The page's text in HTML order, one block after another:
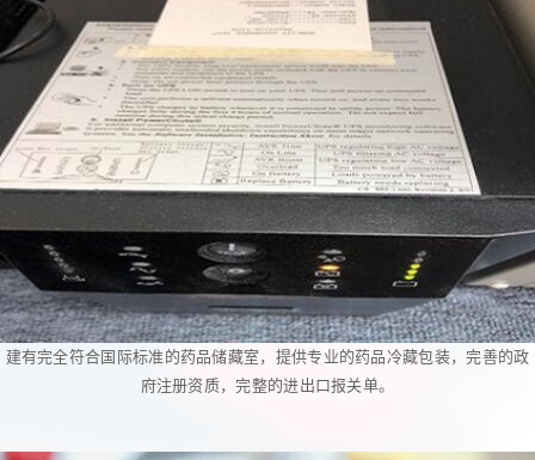
建有完全符合国际标准的药品储藏室，提供专业的药品冷藏包装，完善的政
府注册资质，完整的进出口报关单。